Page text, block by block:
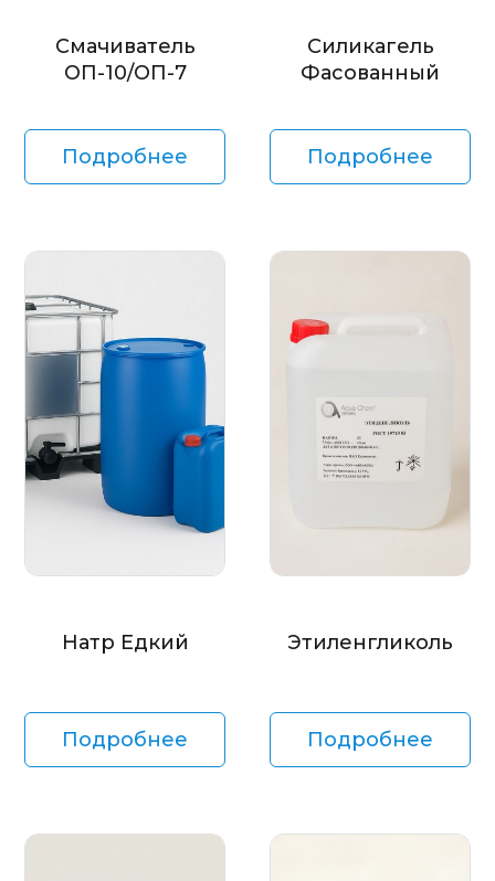
Смачиватель
ОП-10/ОП-7
Подробнее
Силикагель
Фасованный
Подробнее
Натр Едкий
Подробнее
Этиленгликоль
Подробнее